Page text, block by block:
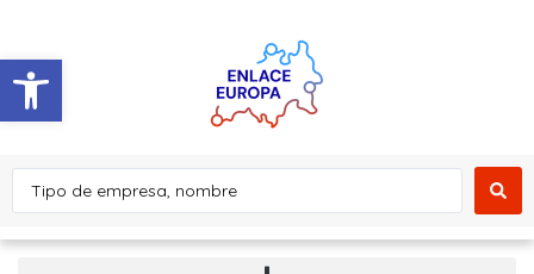
Abrir barra de herramientas